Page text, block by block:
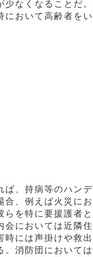
なくなることだ。
において高齢者をい
ば、持病等のハンデ
合、例えば火災にお
を特に要援護者と
会においては近隣住
時には声掛けや救出
。消防団においては